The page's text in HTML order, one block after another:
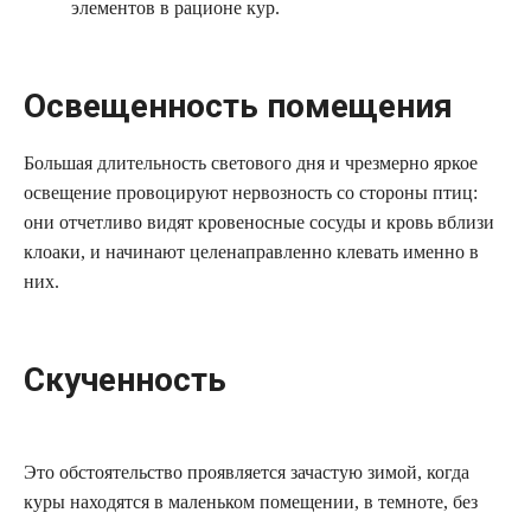
элементов в рационе кур.
Освещенность помещения
Большая длительность светового дня и чрезмерно яркое
освещение провоцируют нервозность со стороны птиц:
они отчетливо видят кровеносные сосуды и кровь вблизи
клоаки, и начинают целенаправленно клевать именно в
них.
Скученность
Это обстоятельство проявляется зачастую зимой, когда
куры находятся в маленьком помещении, в темноте, без